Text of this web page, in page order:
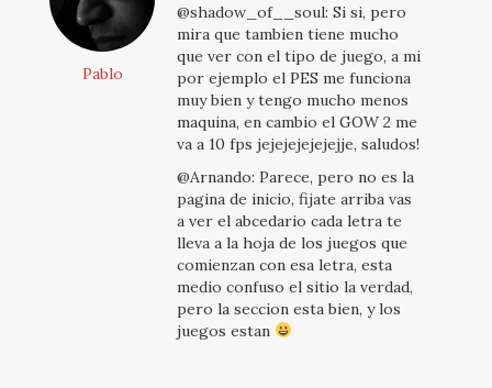
Pablo
@shadow_of__soul: Si si, pero
mira que tambien tiene mucho
que ver con el tipo de juego, a mi
por ejemplo el PES me funciona
muy bien y tengo mucho menos
maquina, en cambio el GOW 2 me
va a 10 fps jejejejejejejje, saludos!
@Arnando: Parece, pero no es la
pagina de inicio, fijate arriba vas
a ver el abcedario cada letra te
lleva a la hoja de los juegos que
comienzan con esa letra, esta
medio confuso el sitio la verdad,
pero la seccion esta bien, y los
juegos estan